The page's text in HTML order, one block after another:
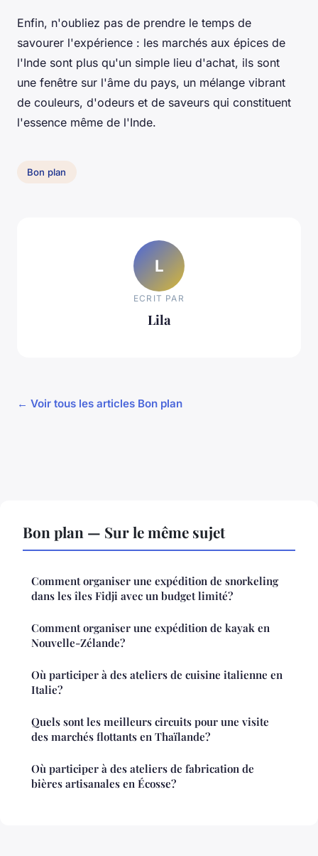
Enfin, n'oubliez pas de prendre le temps de
savourer l'expérience : les marchés aux épices de
l'Inde sont plus qu'un simple lieu d'achat, ils sont
une fenêtre sur l'âme du pays, un mélange vibrant
de couleurs, d'odeurs et de saveurs qui constituent
l'essence même de l'Inde.
Bon plan
L
ECRIT PAR
Lila
← Voir tous les articles Bon plan
Bon plan — Sur le même sujet
Comment organiser une expédition de snorkeling
dans les îles Fidji avec un budget limité?
Comment organiser une expédition de kayak en
Nouvelle-Zélande?
Où participer à des ateliers de cuisine italienne en
Italie?
Quels sont les meilleurs circuits pour une visite
des marchés flottants en Thaïlande?
Où participer à des ateliers de fabrication de
bières artisanales en Écosse?